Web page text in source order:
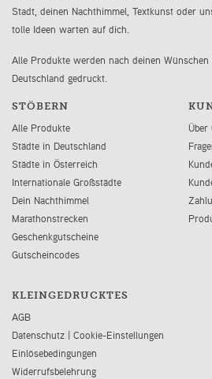
Stadt, deinen Nachthimmel, Textkunst oder
tolle Ideen warten auf dich.
Alle Produkte werden nach deinen
Deutschland gedruckt.
STÖBERN
Alle Produkte
Städte in Deutschland
Städte in Österreich
Internationale Großstädte
Dein Nachthimmel
Marathonstrecken
Geschenkgutscheine
Gutscheincodes
Über
KLEINGEDRUCKTES
AGB
Datenschutz | Cookie-Einstellungen
Einlösebedingungen
Widerrufsbelehrung